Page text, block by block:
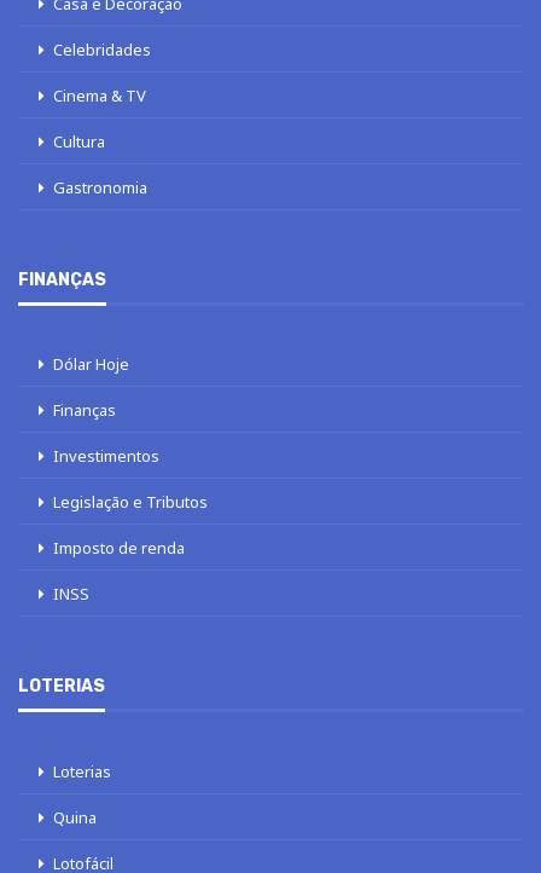
Celebridades
Cinema & TV
Cultura
Gastronomia
FINANÇAS
Dólar Hoje
Finanças
Investimentos
Legislação e Tributos
Imposto de renda
INSS
LOTERIAS
Loterias
Quina
Lotofácil